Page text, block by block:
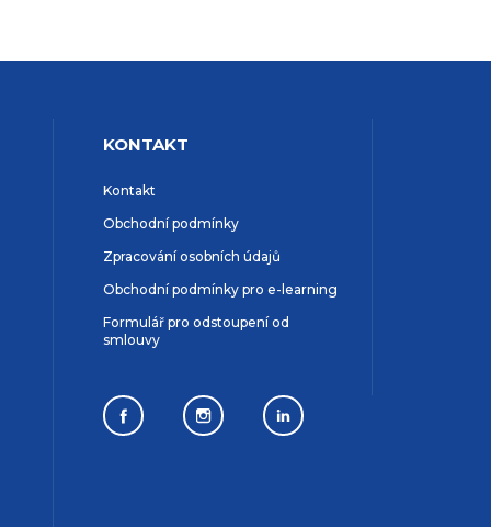
KONTAKT
Kontakt
Obchodní podmínky
Zpracování osobních údajů
Obchodní podmínky pro e-learning
Formulář pro odstoupení od
smlouvy